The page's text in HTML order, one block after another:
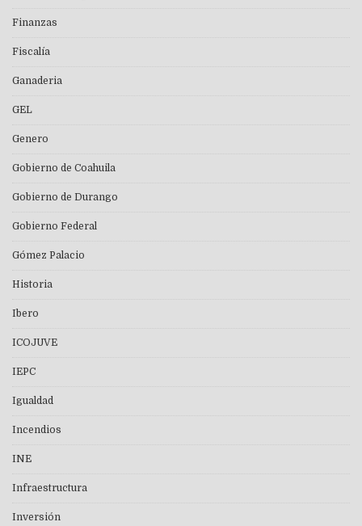
Finanzas
Fiscalía
Ganaderia
GEL
Genero
Gobierno de Coahuila
Gobierno de Durango
Gobierno Federal
Gómez Palacio
Historia
Ibero
ICOJUVE
IEPC
Igualdad
Incendios
INE
Infraestructura
Inversión